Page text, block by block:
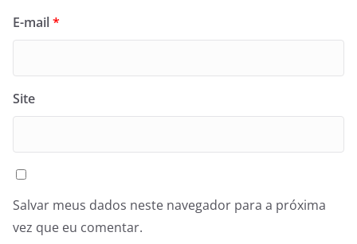
E-mail*
Site
Salvar meus dados neste navegador para a próxima
vez que eu comentar.